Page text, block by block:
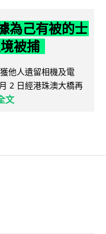
為己有被的士
被捕
他人遺留相機及電
2 日經港珠澳大橋再
文